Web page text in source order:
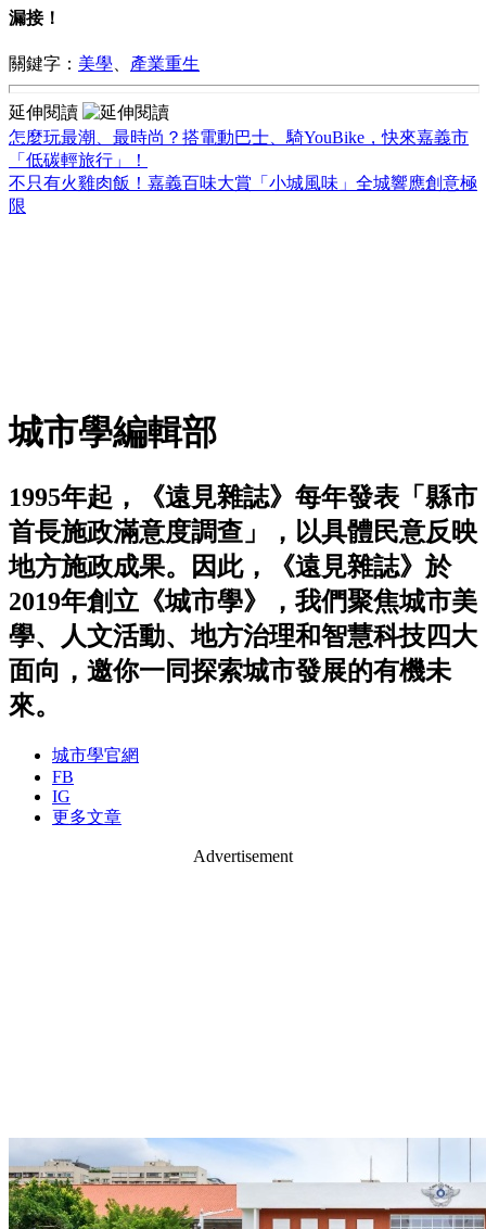
漏接！
關鍵字： 美學 產業重生
延伸閱讀
怎麼玩最潮、最時尚？搭電動巴士、騎YouBike，快來嘉義市
「低碳輕旅行」！
不只有火雞肉飯！嘉義百味大賞「小城風味」全城響應創意極
限
城市學編輯部
1995年起，《遠見雜誌》每年發表「縣市
首長施政滿意度調查」，以具體民意反映
地方施政成果。因此，《遠見雜誌》於
2019年創立《城市學》，我們聚焦城市美
學、人文活動、地方治理和智慧科技四大
面向，邀你一同探索城市發展的有機未
來。
城市學官網
FB
IG
更多文章
Advertisement